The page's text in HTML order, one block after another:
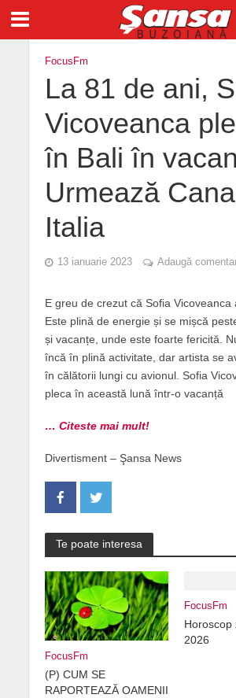
FocusFm
La 81 de ani,
Vicoveanca
în Bali în
Urmează
Italia
13 ianuarie 2023 Adaugă
E greu de crezut că Sofia Vicoveanca
Este plină de energie și se mișcă
și vacanțe, unde este foarte fericită.
încă în plină activitate, dar artista se
în călătorii lungi cu avionul. Sofia
pleca în această lună într-o vacanță
… Citeste mai mult!
Divertisment – Şansa News
Te poate interesa
FocusFm
(P) CUM SE
RAPORTEAZĂ OAMENII
FocusFm
Horoscop
2026